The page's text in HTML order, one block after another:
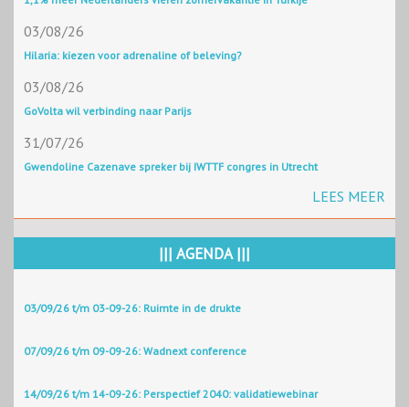
03/08/26
Hilaria: kiezen voor adrenaline of beleving?
03/08/26
GoVolta wil verbinding naar Parijs
31/07/26
Gwendoline Cazenave spreker bij IWTTF congres in Utrecht
LEES MEER
||| AGENDA |||
03/09/26 t/m 03-09-26: Ruimte in de drukte
07/09/26 t/m 09-09-26: Wadnext conference
14/09/26 t/m 14-09-26: Perspectief 2040: validatiewebinar